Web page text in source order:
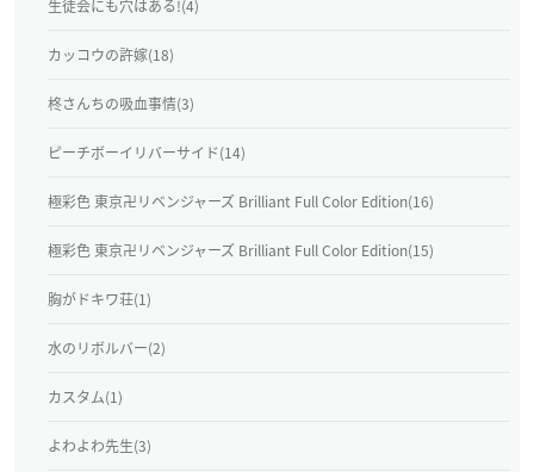
生徒会にも穴はある!(4)
カッコウの許嫁(18)
柊さんちの吸血事情(3)
ピーチボーイリバーサイド(14)
極彩色 東京卍リベンジャーズ Brilliant Full Color Edition(16)
極彩色 東京卍リベンジャーズ Brilliant Full Color Edition(15)
胸がドキワ荘(1)
水のリボルバー(2)
カスタム(1)
よわよわ先生(3)